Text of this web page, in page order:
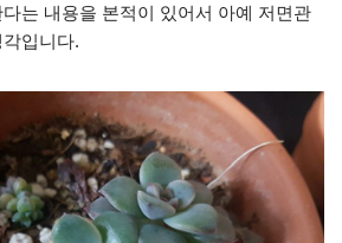
는 내용을 본적이 있어서 아예 저면관
입니다.